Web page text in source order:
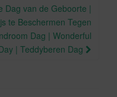
Dag van de Geboorte |
te Beschermen Tegen
Dag | Wonderful
| Teddyberen Dag